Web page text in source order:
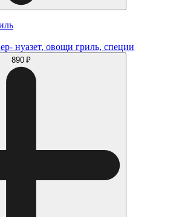
нуазет, овощи гриль, специи
890 ₽